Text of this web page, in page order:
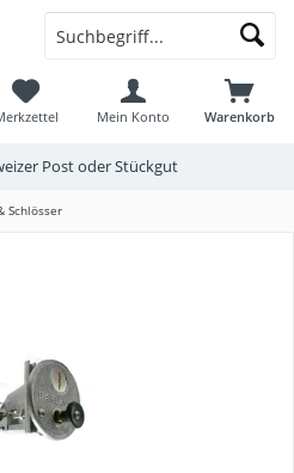
Warenkorb
Mein Konto
Post oder Stückgut
Schlösser